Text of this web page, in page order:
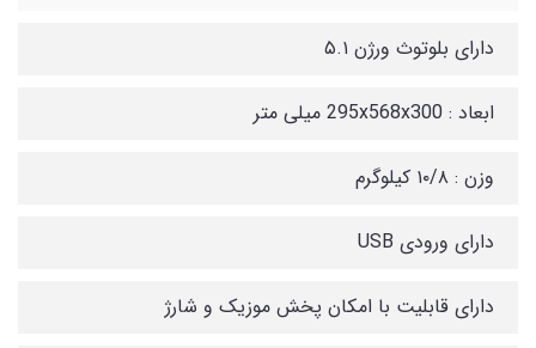
دارای بلوتوث ورژن ۵.۱
ابعاد : 295x568x300 میلی متر
وزن : ۱۰/۸ کیلوگرم
دارای ورودی USB
دارای قابلیت با امکان پخش موزیک و شارژ